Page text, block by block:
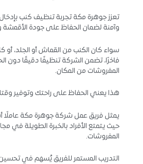
تعزز جوهرة مكة تجربة تنظيف كنب
وآمنة لضمان الحفاظ على جودة الأقمشة
سواء كان الكنب من القماش أو الجلد، أو
فاخرًا، تضمن الشركة تنظيفًا دقيقًا دون
المفروشات من المكان.
هذا يعني الحفاظ على راحتك وتوفير
يمثل فريق عمل شركة جوهرة مكة عاملًا
حيث يتمتع الأفراد بالخبرة الطويلة في
المفروشات.
التدريب المستمر للفريق يُسهم في